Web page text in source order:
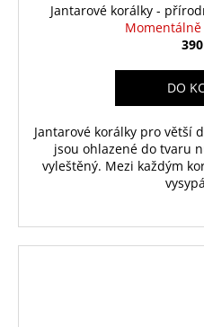
Jantarové korálky -
DO
Jantarové korálky pro větší
jsou ohlazené do tvaru
vyleštěný. Mezi každým